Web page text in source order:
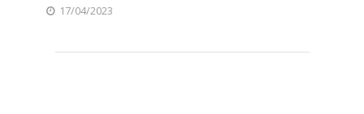
17/04/2023